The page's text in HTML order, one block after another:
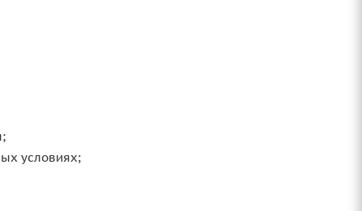
условиях;